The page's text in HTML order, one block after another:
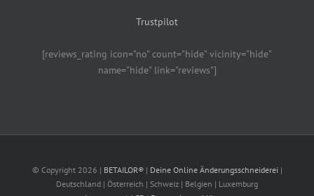
Trustpilot
[reviews_rating icon="no" count="hide" vicinity="hide"
name="hide" link="reviews"]
© Copyright 2026 | BETAILOR® | Deine Online Änderungsschneiderei |
Deutschland | Österreich | Schweiz | Belgien | Luxemburg